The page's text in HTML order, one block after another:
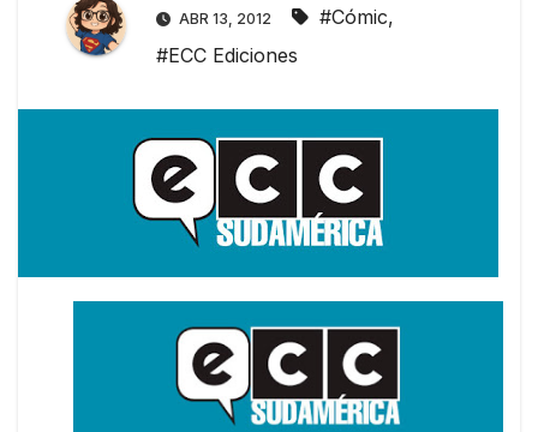
ABR 13, 2012 #Cómic,
#ECC Ediciones